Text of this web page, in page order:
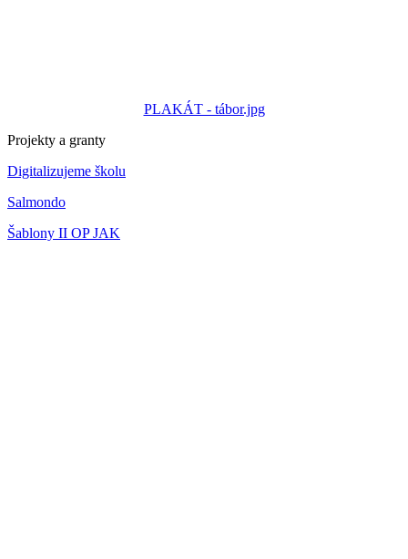
PLAKÁT - tábor.jpg
Projekty a granty
Digitalizujeme školu
Salmondo
Šablony II OP JAK